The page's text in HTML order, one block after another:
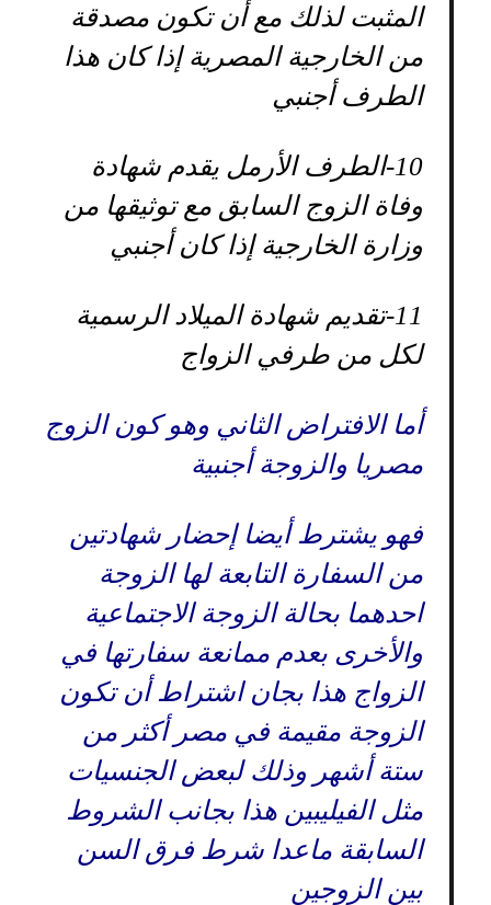
المثبت لذلك مع أن تكون مصدقة
من الخارجية المصرية إذا كان هذا
الطرف أجنبي
10- الطرف الأرمل يقدم شهادة
وفاة الزوج السابق مع توثيقها من
وزارة الخارجية إذا كان أجنبي
11- تقديم شهادة الميلاد الرسمية
لكل من طرفي الزواج
أما الافتراض الثاني وهو كون الزوج
مصريا والزوجة أجنبية
فهو يشترط أيضا إحضار شهادتين
من السفارة التابعة لها الزوجة
احدهما بحالة الزوجة الاجتماعية
والأخرى بعدم ممانعة سفارتها في
الزواج هذا بجان اشتراط أن تكون
الزوجة مقيمة في مصر أكثر من
ستة أشهر وذلك لبعض الجنسيات
مثل الفيليبين هذا بجانب الشروط
السابقة ماعدا شرط فرق السن
بين الزوجين